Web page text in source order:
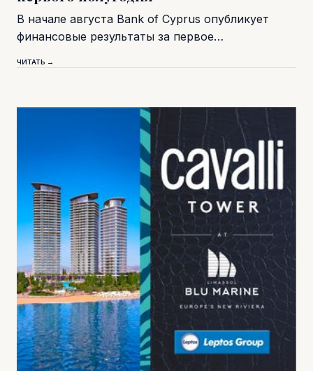
В начале августа Bank of Cyprus опубликует
финансовые результаты за первое…
ЧИТАТЬ →